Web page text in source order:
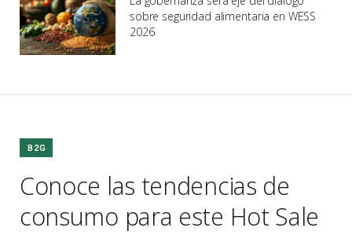
sobre seguridad alimentaria en WESS
2026
B2G
Conoce las tendencias de
consumo para este Hot Sale